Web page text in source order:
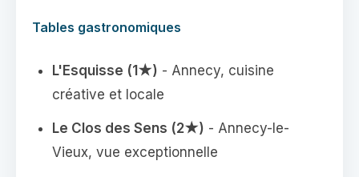
Tables gastronomiques
L'Esquisse (1★) - Annecy, cuisine
créative et locale
Le Clos des Sens (2★) - Annecy-le-
Vieux, vue exceptionnelle